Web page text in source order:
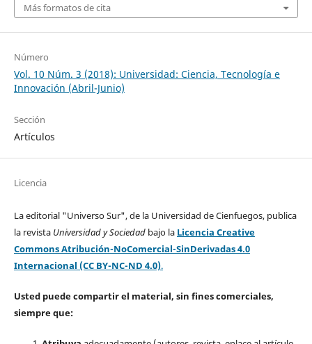
Más formatos de cita
Número
Vol. 10 Núm. 3 (2018): Universidad: Ciencia, Tecnología e
Innovación (Abril-Junio)
Sección
Artículos
Licencia
La editorial "Universo Sur", de la Universidad de Cienfuegos, publica
la revista Universidad y Sociedad bajo la Licencia Creative
Commons Atribución-NoComercial-SinDerivadas 4.0
Internacional (CC BY-NC-ND 4.0).
Usted puede compartir el material, sin fines comerciales,
siempre que: